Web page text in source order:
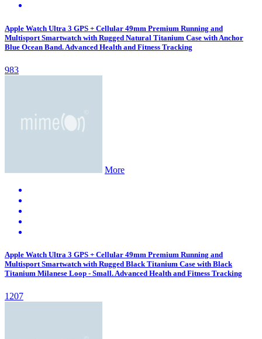
Apple Watch Ultra 3 GPS + Cellular 49mm Premium Running and
Multisport Smartwatch with Rugged Natural Titanium Case with Anchor
Blue Ocean Band. Advanced Health and Fitness Tracking
983
More
Apple Watch Ultra 3 GPS + Cellular 49mm Premium Running and
Multisport Smartwatch with Rugged Black Titanium Case with Black
Titanium Milanese Loop - Small. Advanced Health and Fitness Tracking
1207